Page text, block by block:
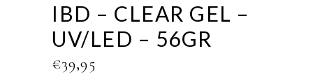
IBD – CLEAR GEL –
UV/LED – 56GR
€39,95